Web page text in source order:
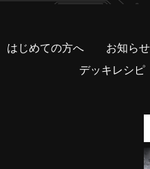
はじめての方へ お知らせ
デッキレシピ